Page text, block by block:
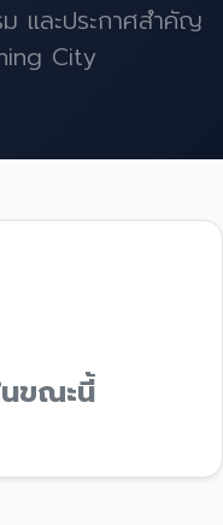
และประกาศสำคัญ
City
นขณะนี้